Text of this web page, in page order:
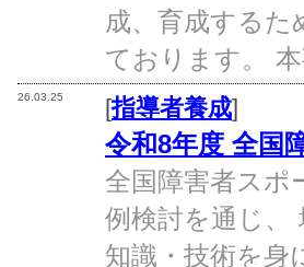
成、育成するた
ております。
26.03.25 [指導者養成]
令和8年度 全国
全国障害者スポ
例検討を通じ、
知識・技術を身